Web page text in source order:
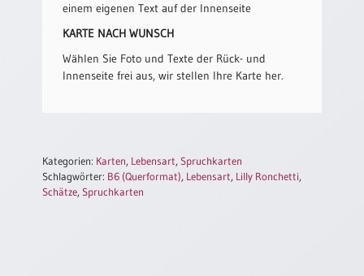
Konfirmationsjubiläum
Eheschliessung
Abendmahlszulassung
einem eigenen Text auf der Innenseite
KARTE NACH WUNSCH
Wählen Sie Foto und Texte der Rück- und
Innenseite frei aus, wir stellen Ihre Karte her.
Kategorien: Karten, Lebensart, Spruchkarten
Schlagwörter: B6 (Querformat), Lebensart, Lilly Ronchetti,
Schätze, Spruchkarten